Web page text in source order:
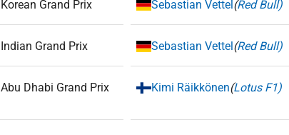
Korean Grand Prix Sebastian Vettel(Red Bull)
Indian Grand Prix Sebastian Vettel(Red Bull)
Abu Dhabi Grand Prix Kimi Räikkönen(Lotus F1)